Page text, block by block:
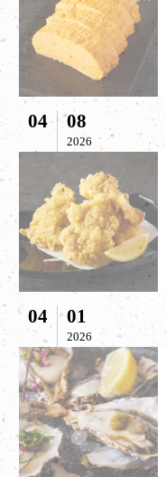
04 08
2026
04 01
2026